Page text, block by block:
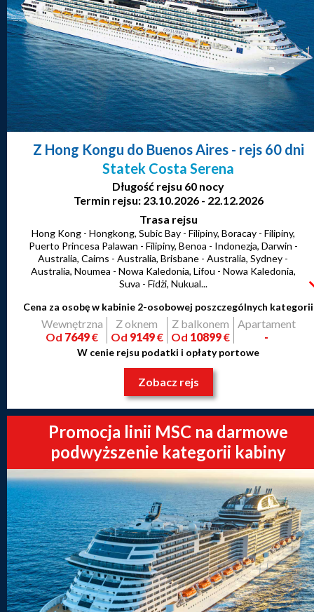
Z Hong Kongu do Buenos Aires- rejs 60 dni
Statek Costa Serena
Długość rejsu 60 nocy
Termin rejsu: 23.10.2026 - 22.12.2026
Trasa rejsu
Hong Kong - Hongkong, Subic Bay - Filipiny, Boracay - Filipiny,
Puerto Princesa Palawan - Filipiny, Benoa - Indonezja, Darwin -
Australia, Cairns - Australia, Brisbane - Australia, Sydney -
Australia, Noumea - Nowa Kaledonia, Lifou - Nowa Kaledonia,
Suva - Fidżi, Nukual...
Cena za osobę w kabinie 2-osobowej poszczególnych kategorii
Wewnętrzna
Od 7649€
Z oknem
Od 9149€
Z balkonem
Od 10899€
Apartament
-
W cenie rejsu podatki i opłaty portowe
Zobacz rejs
Promocja linii MSC na darmowe
podwyższenie kategorii kabiny